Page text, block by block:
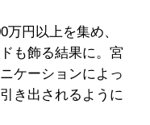
円以上を集め、
も飾る結果に。宮
ケーションによっ
き出されるように